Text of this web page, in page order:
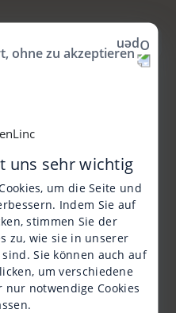
uns sehr wichtig
um die Seite und
Indem Sie auf
stimmen Sie der
zu, wie sie in unserer
Sie können auch auf
um verschiedene
nur notwendige Cookies
ohne zu akzeptieren
Einwilligung jederzeit
in einer E-Mail
Einwilligung hat keinerlei
der
Zeitpunkt deines Widerrufs.